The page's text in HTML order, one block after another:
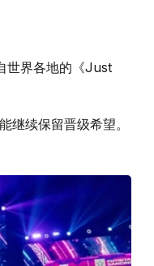
世界各地的《Just
继续保留晋级希望。